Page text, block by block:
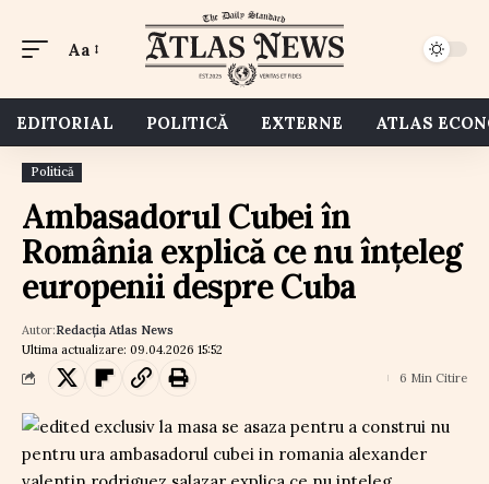
Aa
EDITORIAL POLITICĂ EXTERNE ATLAS
Politică
Ambasadorul Cubei în
România explică ce nu înțeleg
europenii despre Cuba
Ultima actualizare: 09.04.2026 15:52
Autor:Redacția Atlas News
6 Min Citire